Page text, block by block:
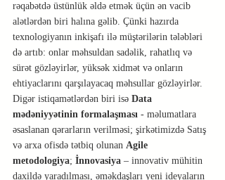
rəqabətdə üstünlük əldə etmək üçün ən vacib
alətlərdən biri halına gəlib. Çünki hazırda
texnologiyanın inkişafı ilə müştərilərin tələbləri
də artıb: onlar məhsuldan sadəlik, rahatlıq və
sürət gözləyirlər, yüksək xidmət və onların
ehtiyaclarını qarşılayacaq məhsullar gözləyirlər.
Digər istiqamətlərdən biri isə Data
mədəniyyətinin formalaşması - məlumatlara
əsaslanan qərarların verilməsi; şirkətimizdə Satış
və arxa ofisdə tətbiq olunan Agile
metodologiya; İnnovasiya – innovativ mühitin
daxildə yaradılması, əməkdaşları yeni ideyaların